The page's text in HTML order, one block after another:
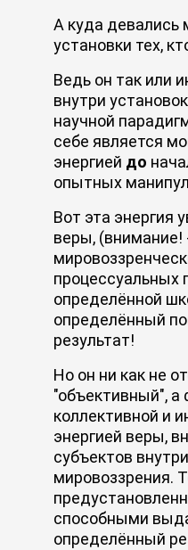
А куда девались
установки тех,
Ведь он так или
внутри
научной
себе является
энергией до
опытных
Вот эта энергия
веры, (внимание!
процессуальных
определённой
определённый
результат!
Но он ни как не
"объективный", а
коллективной и
энергией веры,
субъектов
мировоззрения.
способными
определённый